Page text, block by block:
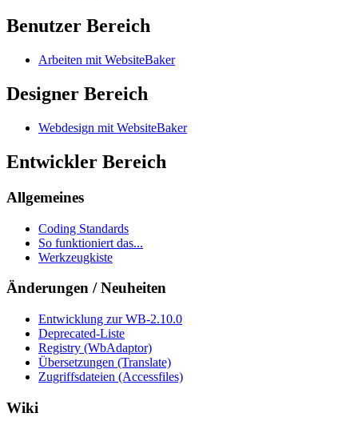
Benutzer Bereich
Arbeiten mit WebsiteBaker
Designer Bereich
Webdesign mit WebsiteBaker
Entwickler Bereich
Allgemeines
Coding Standards
So funktioniert das...
Werkzeugkiste
Änderungen / Neuheiten
Entwicklung zur WB-2.10.0
Deprecated-Liste
Registry (WbAdaptor)
Übersetzungen (Translate)
Zugriffsdateien (Accessfiles)
Wiki